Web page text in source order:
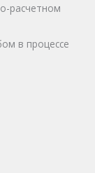
расчетном
в процессе